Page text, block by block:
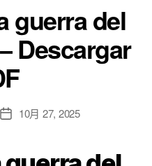
guerra del
Descargar
10月 27, 2025